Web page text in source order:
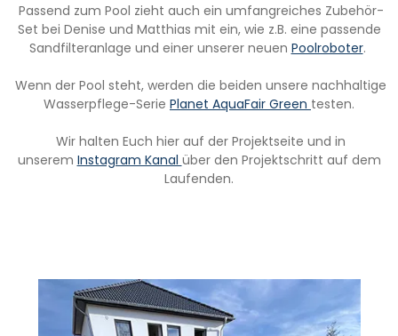
Passend zum Pool zieht auch ein umfangreiches Zubehör-
Set bei Denise und Matthias mit ein, wie z.B. eine passende
Sandfilteranlage und einer unserer neuen Poolroboter.
Wenn der Pool steht, werden die beiden unsere nachhaltige
Wasserpflege-Serie Planet AquaFair Green testen.
Wir halten Euch hier auf der Projektseite und in
unserem Instagram Kanal über den Projektschritt auf dem
Laufenden.